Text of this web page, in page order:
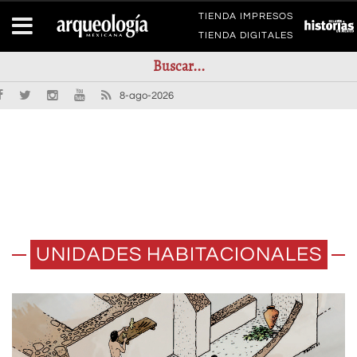
TIENDA IMPRESOS
TIENDA DIGITALES
8-ago-2026
UNIDADES HABITACIONALES